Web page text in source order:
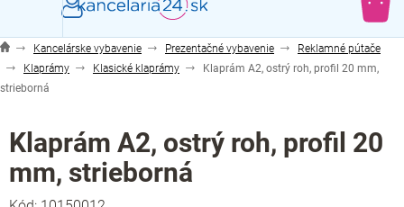
Kancelárske vybavenie Prezentačné vybavenie
Reklamné pútače
Klaprámy
Klasické klaprámy
Klaprám A2, ostrý roh, profil 20 mm,
strieborná
Klaprám A2, ostrý roh, profil 20
mm, strieborná